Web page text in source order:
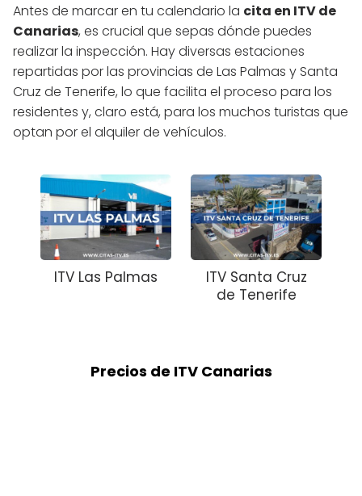
Antes de marcar en tu calendario la cita en ITV de
Canarias, es crucial que sepas dónde puedes
realizar la inspección. Hay diversas estaciones
repartidas por las provincias de Las Palmas y Santa
Cruz de Tenerife, lo que facilita el proceso para los
residentes y, claro está, para los muchos turistas que
optan por el alquiler de vehículos.
ITV Las Palmas
ITV Santa Cruz
de Tenerife
Precios de ITV Canarias